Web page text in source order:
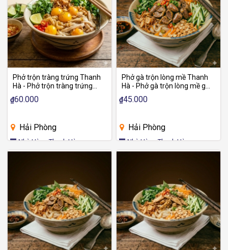
Phở trộn tràng trứng Thanh
Hà - Phở trộn tràng trứng
mền, thơm ngon
₫60.000
Hải Phòng
Nhà Hàng Thanh Hà
Phở gà trộn lòng mề Thanh
Hà - Phở gà trộn lòng mề giòn
đậm vị
₫45.000
Hải Phòng
Nhà Hàng Thanh Hà